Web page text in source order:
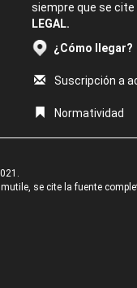
siempre que se
LEGAL.
¿Cómo llegar?
Suscripción a
Normatividad
se cite la fuente